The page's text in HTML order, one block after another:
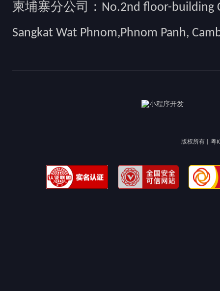
柬埔寨分公司：No.2nd floor-building
Sangkat Wat Phnom,Phnom Panh,
版权所有 | 粤